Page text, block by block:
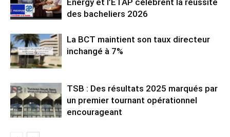
des bacheliers 2026
La BCT maintient son taux directeur
inchangé à 7%
TSB : Des résultats 2025 marqués par
un premier tournant opérationnel
encourageant